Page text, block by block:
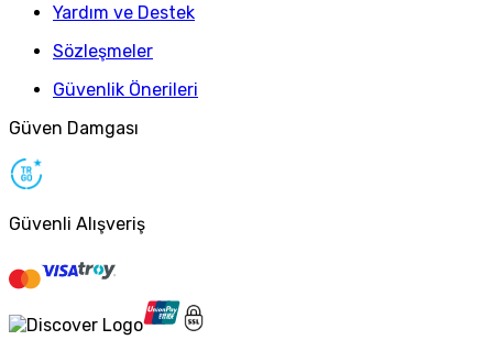
Yardım ve Destek
Sözleşmeler
Güvenlik Önerileri
Güven Damgası
Güvenli Alışveriş